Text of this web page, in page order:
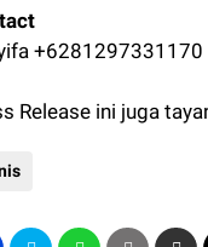
+6281297331170
Release ini juga